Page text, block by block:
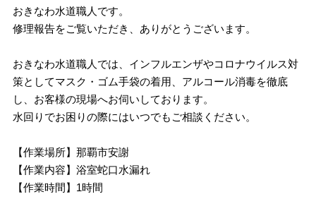
おきなわ水道職人です。
修理報告をご覧いただき、ありがとうございます。
おきなわ水道職人では、インフルエンザやコロナウイルス対
策としてマスク・ゴム手袋の着用、アルコール消毒を徹底
し、お客様の現場へお伺いしております。
水回りでお困りの際にはいつでもご相談ください。
【作業場所】那覇市安謝
【作業内容】浴室蛇口水漏れ
【作業時間】1時間